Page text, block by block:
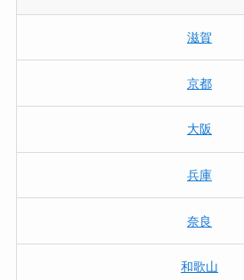
滋賀
京都
大阪
兵庫
奈良
和歌山